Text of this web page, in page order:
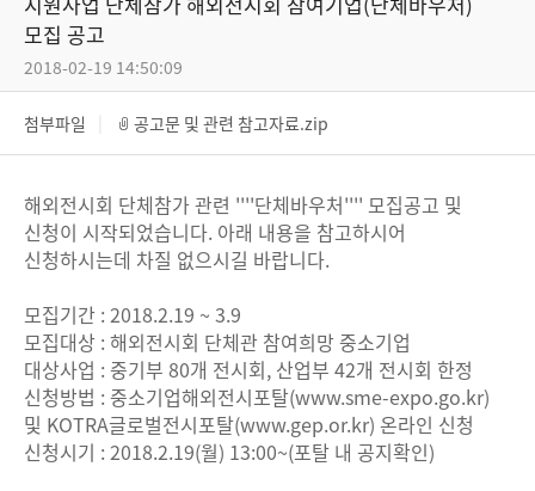
모집 공고
2018-02-19 14:50:09
첨부파일 공고문 및 관련 참고자료.zip
해외전시회 단체참가 관련 ''''단체바우처'''' 모집공고 및
신청이 시작되었습니다. 아래 내용을 참고하시어
신청하시는데 차질 없으시길 바랍니다.
모집기간 : 2018.2.19 ~ 3.9
모집대상 : 해외전시회 단체관 참여희망 중소기업
대상사업 : 중기부 80개 전시회, 산업부 42개 전시회 한정
신청방법 : 중소기업해외전시포탈(www.sme-expo.go.kr)
및 KOTRA글로벌전시포탈(www.gep.or.kr) 온라인 신청
신청시기 : 2018.2.19(월) 13:00~(포탈 내 공지확인)